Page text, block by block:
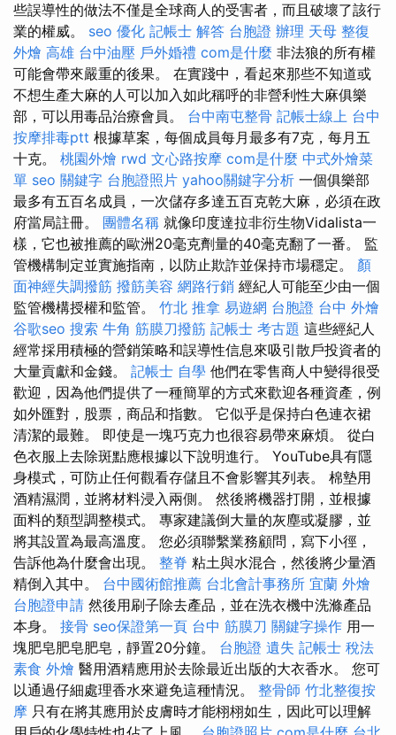
些誤導性的做法不僅是全球商人的受害者，而且破壞了該行
業的權威。 seo 優化 記帳士 解答 台胞證 辦理 天母 整復
外燴 高雄 台中油壓 戶外婚禮 com是什麼 非法狼的所有權
可能會帶來嚴重的後果。 在實踐中，看起來那些不知道或
不想生產大麻的人可以加入如此稱呼的非營利性大麻俱樂
部，可以用毒品治療會員。 台中南屯整骨 記帳士線上 台中
按摩排毒ptt 根據草案，每個成員每月最多有7克，每月五
十克。 桃園外燴 rwd 文心路按摩 com是什麼 中式外燴菜
單 seo 關鍵字 台胞證照片 yahoo關鍵字分析 一個俱樂部
最多有五百名成員，一次儲存多達五百克乾大麻，必須在政
府當局註冊。 團體名稱 就像印度達拉非衍生物Vidalista一
樣，它也被推薦的歐洲20毫克劑量的40毫克翻了一番。 監
管機構制定並實施指南，以防止欺詐並保持市場穩定。 顏
面神經失調撥筋 撥筋美容 網路行銷 經紀人可能至少由一個
監管機構授權和監管。 竹北 推拿 易遊網 台胞證 台中 外燴
谷歌seo 搜索 牛角 筋膜刀撥筋 記帳士 考古題 這些經紀人
經常採用積極的營銷策略和誤導性信息來吸引散戶投資者的
大量貢獻和金錢。 記帳士 自學 他們在零售商人中變得很受
歡迎，因為他們提供了一種簡單的方式來歡迎各種資產，例
如外匯對，股票，商品和指數。 它似乎是保持白色連衣裙
清潔的最難。 即使是一塊巧克力也很容易帶來麻煩。 從白
色衣服上去除斑點應根據以下說明進行。 YouTube具有隱
身模式，可防止任何觀看存儲且不會影響其列表。 棉墊用
酒精濕潤，並將材料浸入兩側。 然後將機器打開，並根據
面料的類型調整模式。 專家建議倒大量的灰塵或凝膠，並
將其設置為最高溫度。 您必須聯繫業務顧問，寫下小徑，
告訴他為什麼會出現。 整脊 粘土與水混合，然後將少量酒
精倒入其中。 台中國術館推薦 台北會計事務所 宜蘭 外燴
台胞證申請 然後用刷子除去產品，並在洗衣機中洗滌產品
本身。 接骨 seo保證第一頁 台中 筋膜刀 關鍵字操作 用一
塊肥皂肥皂肥皂，靜置20分鐘。 台胞證 遺失 記帳士 稅法
素食 外燴 醫用酒精應用於去除最近出版的大衣香水。 您可
以通過仔細處理香水來避免這種情況。 整骨師 竹北整復按
摩 只有在將其應用於皮膚時才能栩栩如生，因此可以理解